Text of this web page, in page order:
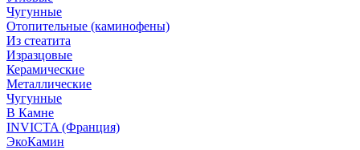
Чугунные
Отопительные (каминофены)
Из стеатита
Изразцовые
Керамические
Металлические
Чугунные
В Камне
INVICTA (Франция)
ЭкоКамин